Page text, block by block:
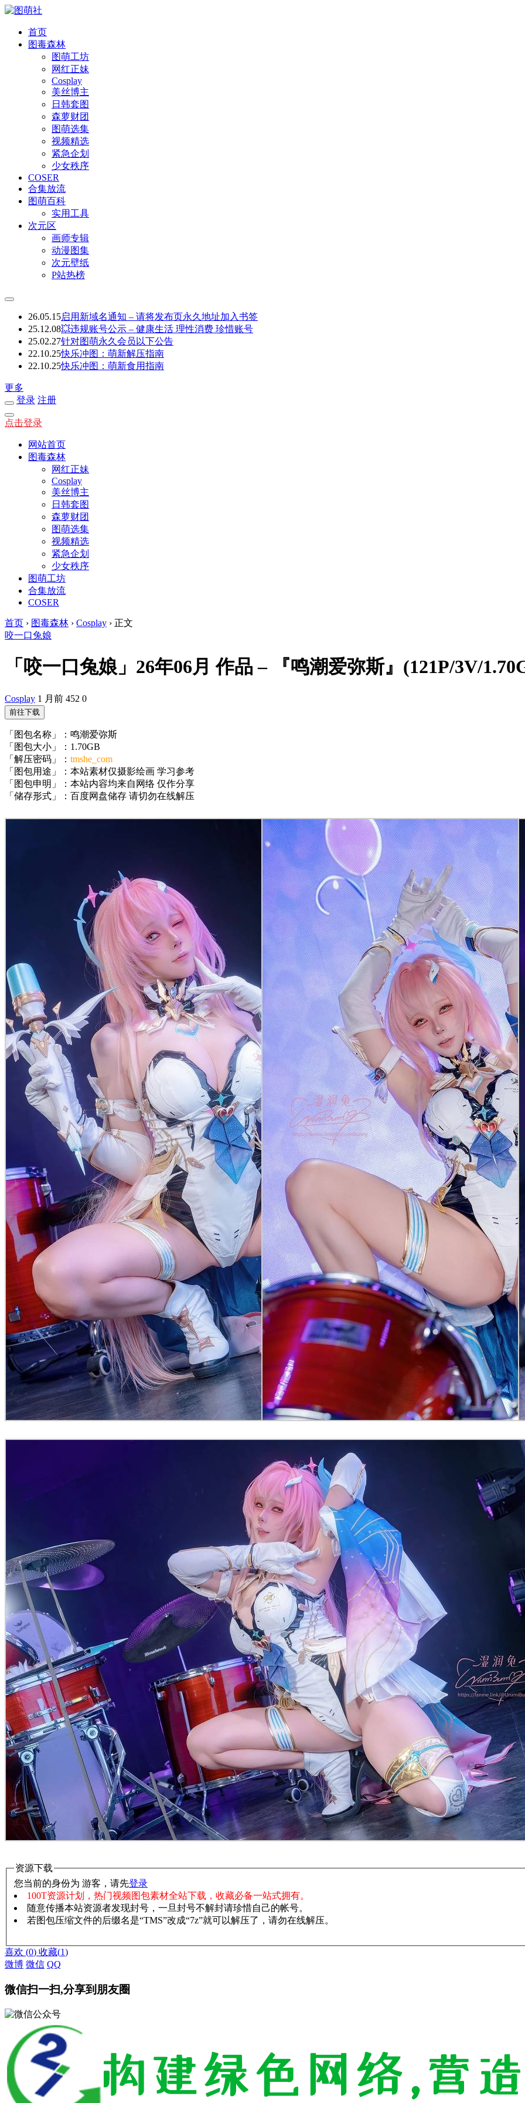
首页
图毒森林
图萌工坊
网红正妹
Cosplay
美丝博主
日韩套图
森萝财团
图萌选集
视频精选
紧急企划
少女秩序
COSER
合集放流
图萌百科
实用工具
次元区
画师专辑
动漫图集
次元壁纸
P站热榜
26.05.15启用新域名通知 – 请将发布页永久地址加入书签
25.12.08💥违规账号公示 – 健康生活 理性消费 珍惜账号
25.02.27针对图萌永久会员以下公告
22.10.25快乐冲图：萌新解压指南
22.10.25快乐冲图：萌新食用指南
更多
登录 注册
点击登录
网站首页
图毒森林
网红正妹
Cosplay
美丝博主
日韩套图
森萝财团
图萌选集
视频精选
紧急企划
少女秩序
图萌工坊
合集放流
COSER
首页 › 图毒森林 › Cosplay › 正文
咬一口兔娘
「咬一口兔娘」26年06月 作品 – 『鸣潮爱弥斯』(121P/3V/
Cosplay 1 月前 452 0
前往下载
「图包名称」：鸣潮爱弥斯
「图包大小」：1.70GB
「解压密码」： tmshe_com
「图包用途」：本站素材仅摄影绘画 学习参考
「图包申明」：本站内容均来自网络 仅作分享
「储存形式」：百度网盘储存 请切勿在线解压
资源下载
您当前的身份为 游客，请先登录
100T资源计划，热门视频图包素材全站下载，收藏必备一站式拥有。
随意传播本站资源者发现封号，一旦封号不解封请珍惜自己的帐号。
若图包压缩文件的后缀名是“TMS”改成“7z”就可以解压了，请勿在线解压。
喜欢 (0) 收藏(1)
微博 微信 QQ
微信扫一扫,分享到朋友圈